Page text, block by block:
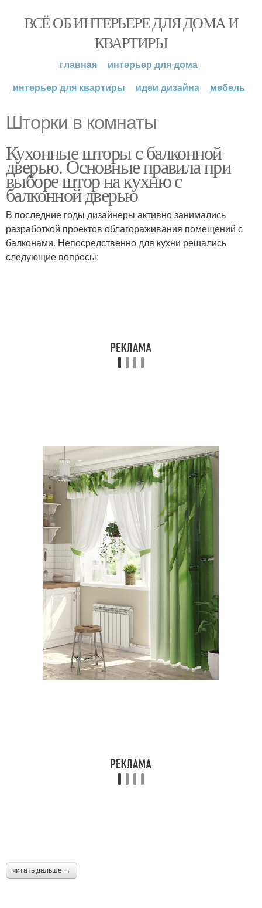
ВСЁ ОБ ИНТЕРЬЕРЕ ДЛЯ ДОМА И
КВАРТИРЫ
главная
интерьер для дома
интерьер для квартиры
идеи дизайна мебель
Шторки в комнаты
Кухонные шторы с балконной
дверью. Основные правила при
выборе штор на кухню с
балконной дверью
В последние годы дизайнеры активно занимались
разработкой проектов облагораживания помещений с
балконами. Непосредственно для кухни решались
следующие вопросы:
читать дальше →